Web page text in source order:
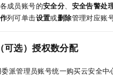
成员账号的安全分、 安全告警处
列可单击设置或删除管理对应账号
可选）授权数分配
派管理员账号统一购买云安全中